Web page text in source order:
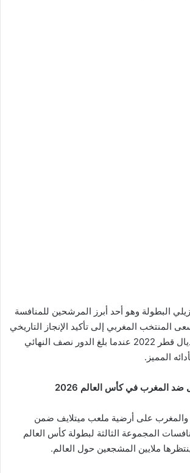
البطولة وهو أحد أبرز المرشحين للمنافسة
المنتخب المغربي إلى تأكيد الإنجاز التاريخي
الذي حققه في مونديال قطر 2022 عندما بلغ الدور نصف النهائي
المميز.
ضد المغرب في كأس العالم 2026
والمغرب على أرضية ملعب ميتلايف ضمن
المجموعة الثالثة لبطولة كأس العالم